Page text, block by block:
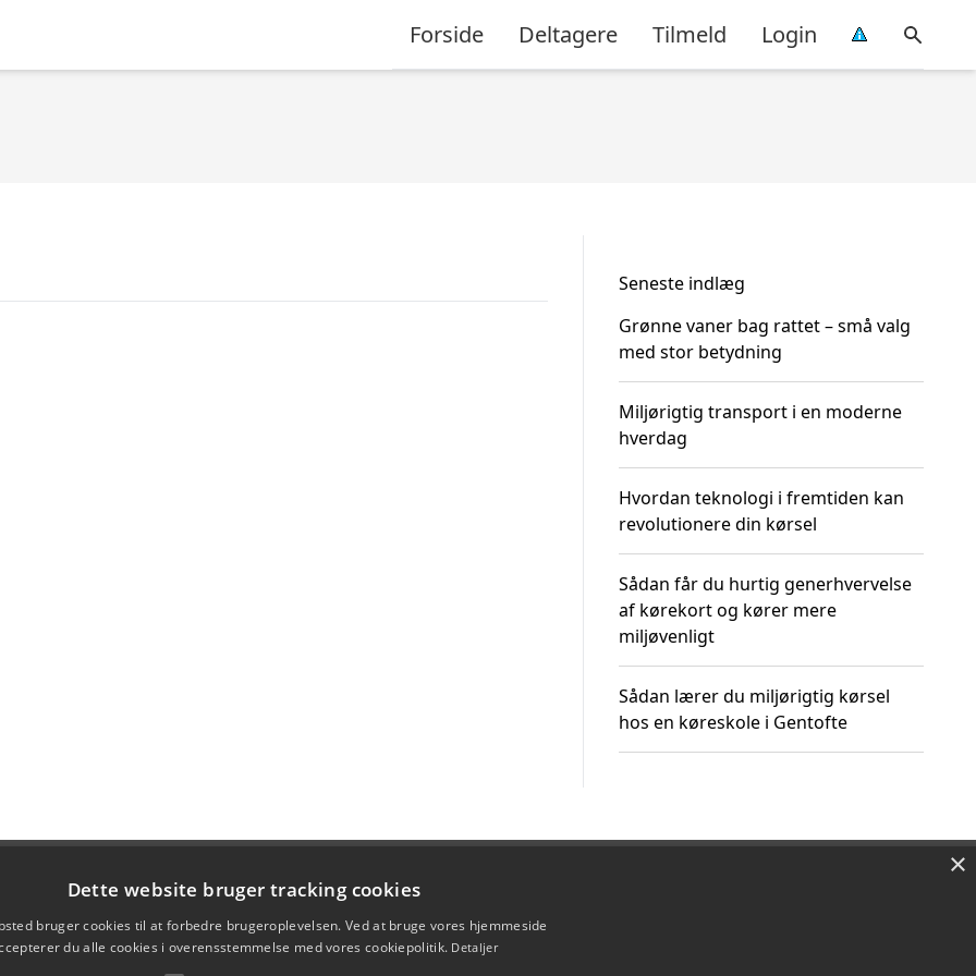
Forside Deltagere Tilmeld Login
Seneste indlæg
Grønne vaner bag rattet – små valg
med stor betydning
Miljørigtig transport i en moderne
hverdag
Hvordan teknologi i fremtiden kan
revolutionere din kørsel
Sådan får du hurtig generhvervelse
af kørekort og kører mere
miljøvenligt
Sådan lærer du miljørigtig kørsel
hos en køreskole i Gentofte
×
Dette website bruger tracking cookies
bruger cookies til at forbedre brugeroplevelsen. Ved at bruge vores hjemmeside
du alle cookies i overensstemmelse med vores cookiepolitik. Detaljer